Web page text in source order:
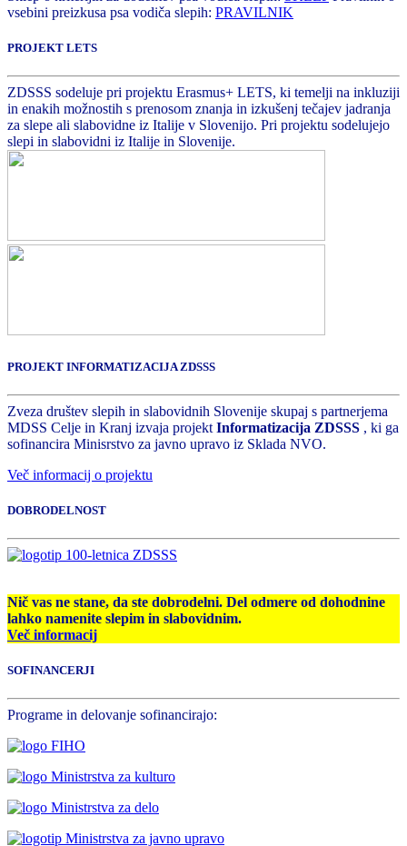
vsebini preizkusa psa vodiča slepih: PRAVILNIK
PROJEKT LETS
ZDSSS sodeluje pri projektu Erasmus+ LETS, ki temelji na inkluziji
in enakih možnostih s prenosom znanja in izkušenj tečajev jadranja
za slepe ali slabovidne iz Italije v Slovenijo. Pri projektu sodelujejo
slepi in slabovidni iz Italije in Slovenije.
PROJEKT INFORMATIZACIJA ZDSSS
Zveza društev slepih in slabovidnih Slovenije skupaj s partnerjema
MDSS Celje in Kranj izvaja projekt Informatizacija ZDSSS , ki ga
sofinancira Minisrstvo za javno upravo iz Sklada NVO.
Več informacij o projektu
DOBRODELNOST
Nič vas ne stane, da ste dobrodelni. Del odmere od dohodnine
lahko namenite slepim in slabovidnim.
Več informacij
SOFINANCERJI
Programe in delovanje sofinancirajo: